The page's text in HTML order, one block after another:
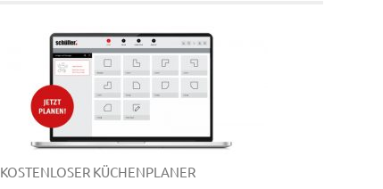
KOSTENLOSER KÜCHENPLANER